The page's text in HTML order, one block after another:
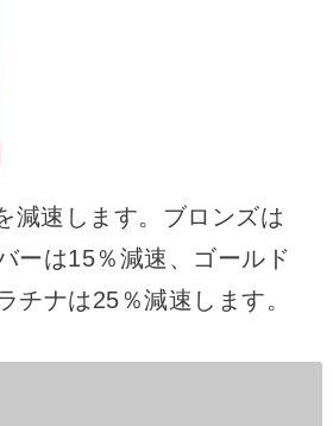
減速します。ブロンズは
ーは15％減速、ゴールド
チナは25％減速します。